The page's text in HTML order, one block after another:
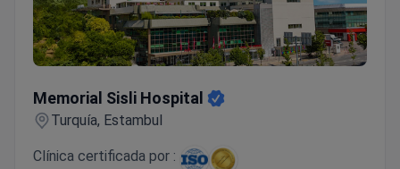
Memorial Sisli Hospital
Turquía, Estambul
Clínica certificada por :